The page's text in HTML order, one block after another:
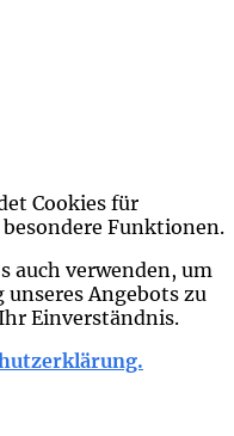
Cookies für
Funktionen.
auch verwenden, um
Angebots zu
Einverständnis.